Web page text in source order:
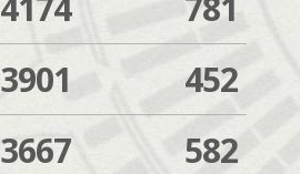
3901
452
3667
582